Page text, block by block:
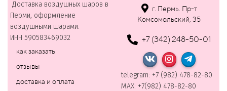
Доставка воздушных шаров в
Перми, оформление
воздушными шарами.
ИНН 590583469032
как заказать
отзывы
доставка и оплата
г. Пермь. Пр-т
Комсомольский, 35
+7 (342) 248-50-01
telegram: +7 (982) 478-82-80
MAХ: +7(982) 478-82-80